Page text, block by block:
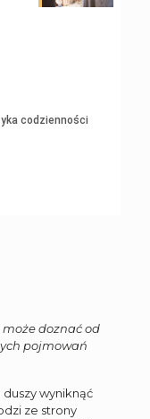
doznać od
pojmowań
duszy wyniknąć
ze strony